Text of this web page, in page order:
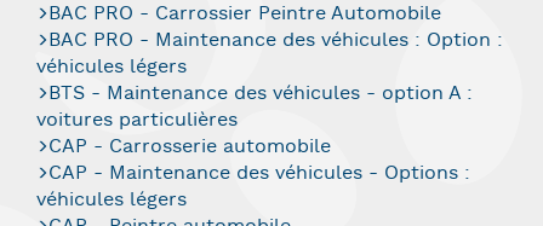
BAC PRO - Carrossier Peintre Automobile
BAC PRO - Maintenance des véhicules : Option :
véhicules légers
BTS - Maintenance des véhicules - option A :
voitures particulières
CAP - Carrosserie automobile
CAP - Maintenance des véhicules - Options :
véhicules légers